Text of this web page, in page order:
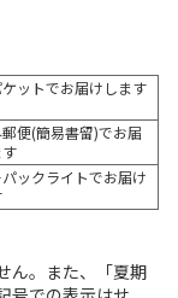
ケットでお届けします
便(簡易書留)でお届
パックライトでお届け
ん。また、「夏期